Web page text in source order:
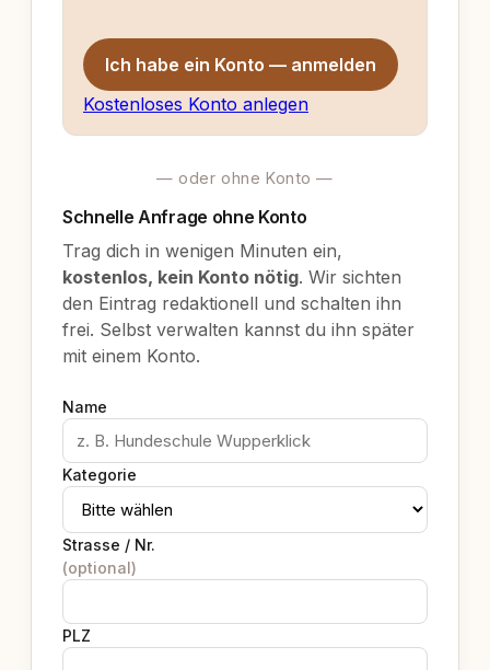
Ich habe ein Konto — anmelden
Kostenloses Konto anlegen
— oder ohne Konto —
Schnelle Anfrage ohne Konto
Trag dich in wenigen Minuten ein,
kostenlos, kein Konto nötig. Wir sichten
den Eintrag redaktionell und schalten ihn
frei. Selbst verwalten kannst du ihn später
mit einem Konto.
Name
Kategorie
Strasse / Nr.
(optional)
PLZ